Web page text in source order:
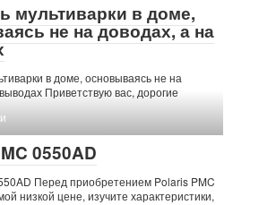
мультиварки в доме,
не на доводах, а на
в доме, основываясь не на
Приветствую вас, дорогие
0550AD
Перед приобретением Polaris PMC
низкой цене, изучите характеристики,